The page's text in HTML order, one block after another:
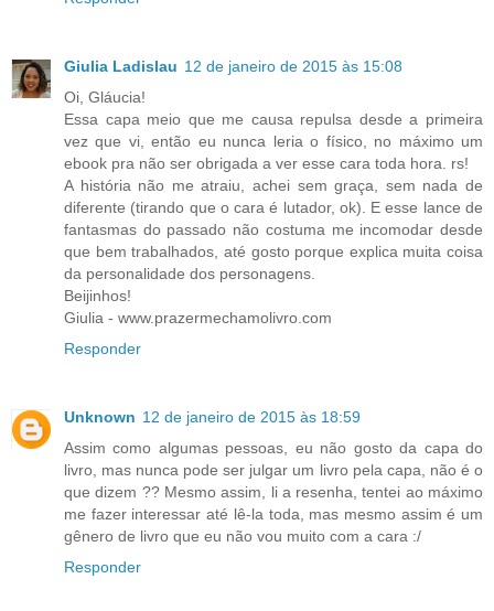
Giulia Ladislau 12 de janeiro de 2015 às 15:08
Oi, Gláucia!
Essa capa meio que me causa repulsa desde a primeira
vez que vi, então eu nunca leria o físico, no máximo um
ebook pra não ser obrigada a ver esse cara toda hora. rs!
A história não me atraiu, achei sem graça, sem nada de
diferente (tirando que o cara é lutador, ok). E esse lance de
fantasmas do passado não costuma me incomodar desde
que bem trabalhados, até gosto porque explica muita coisa
da personalidade dos personagens.
Beijinhos!
Giulia - www.prazermechamolivro.com
Responder
Unknown 12 de janeiro de 2015 às 18:59
Assim como algumas pessoas, eu não gosto da capa do
livro, mas nunca pode ser julgar um livro pela capa, não é o
que dizem ?? Mesmo assim, li a resenha, tentei ao máximo
me fazer interessar até lê-la toda, mas mesmo assim é um
gênero de livro que eu não vou muito com a cara :/
Responder